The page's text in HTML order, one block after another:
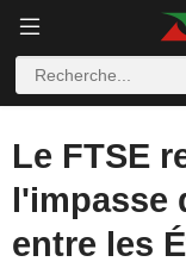
Le FTSE
l'impasse
entre les